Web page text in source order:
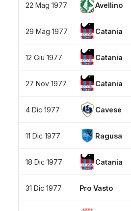
22 Mag 1977 Avellino
29 Mag 1977 Catania
12 Giu 1977 Catania
27 Nov 1977 Catania
4 Dic 1977 Cavese
11 Dic 1977 Ragusa
18 Dic 1977 Catania
31 Dic 1977 Pro Vasto